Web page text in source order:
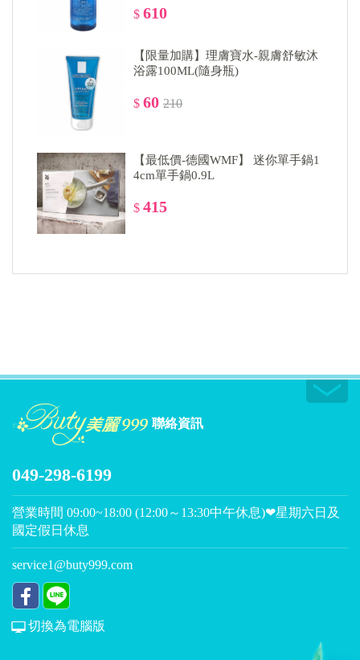
$ 610
【限量加購】理膚寶水-親膚舒敏沐
浴露100ML(隨身瓶)
$ 60 210
【最低價-德國WMF】 迷你單手鍋1
4cm單手鍋0.9L
$ 415
聯絡資訊
049-298-6199
營業時間 09:00~18:00 (12:00～13:30中午休息)❤星期六日及
國定假日休息
service1@buty999.com
切換為電腦版